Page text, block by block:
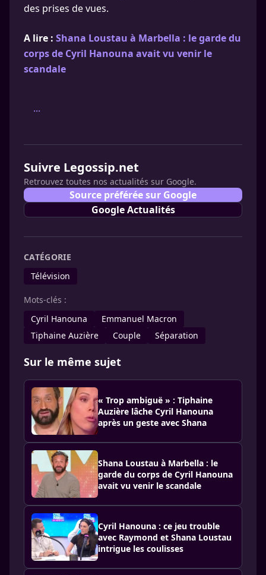
des prises de vues.
A lire : Shana Loustau à Marbella : le garde du
corps de Cyril Hanouna avait vu venir le
scandale
...
Suivre Legossip.net
Retrouvez toutes nos actualités sur Google.
Source préférée sur Google
Google Actualités
CATÉGORIE
Télévision
Mots-clés :
Cyril Hanouna
Emmanuel Macron
Tiphaine Auzière
Couple Séparation
Sur le même sujet
« Trop ambiguë » : Tiphaine
Auzière lâche Cyril Hanouna
après un geste avec Shana
Shana Loustau à Marbella : le
garde du corps de Cyril Hanouna
avait vu venir le scandale
Cyril Hanouna : ce jeu trouble
avec Raymond et Shana Loustau
intrigue les coulisses